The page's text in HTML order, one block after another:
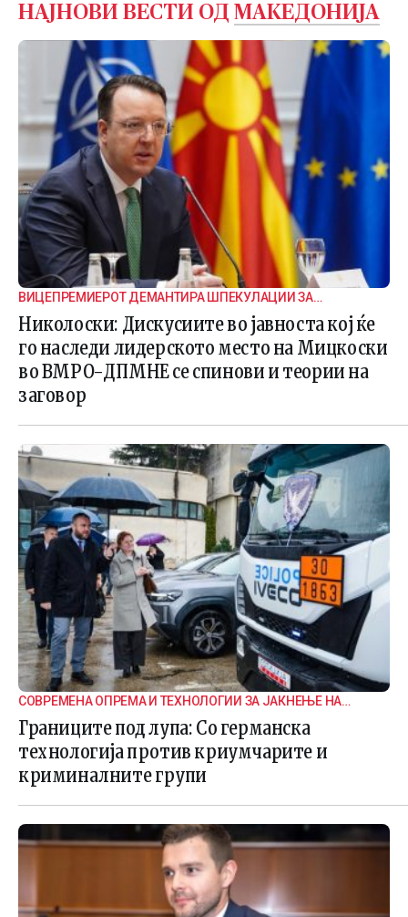
НАЈНОВИ ВЕСТИ ОД МАКЕДОНИЈА
ВИЦЕПРЕМИЕРОТ ДЕМАНТИРА ШПЕКУЛАЦИИ ЗА
ВНАТРЕПАРТИСКИ ПОДЕЛБИ
Николоски: Дискусиите во јавноста кој ќе
го наследи лидерското место на Мицкоски
во ВМРО-ДПМНЕ се спинови и теории на
заговор
СОВРЕМЕНА ОПРЕМА И ТЕХНОЛОГИИ ЗА ЈАКНЕЊЕ НА
ГРАНИЧНАТА БЕЗБЕДНОСТ
Границите под лупа: Со германска
технологија против криумчарите и
криминалните групи